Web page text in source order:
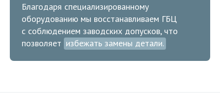
Благодаря специализированному
оборудованию мы восстанавливаем ГБЦ
с соблюдением заводских допусков, что
позволяет избежать замены детали.